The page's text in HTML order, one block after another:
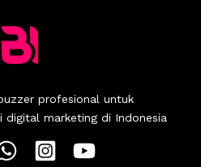
profesional untuk
marketing di Indonesia